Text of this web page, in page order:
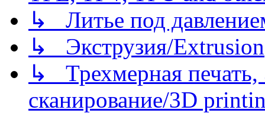
↳ Литье под
↳ Экструзия/Extrusion
↳ Трехмерная
сканирование/3D